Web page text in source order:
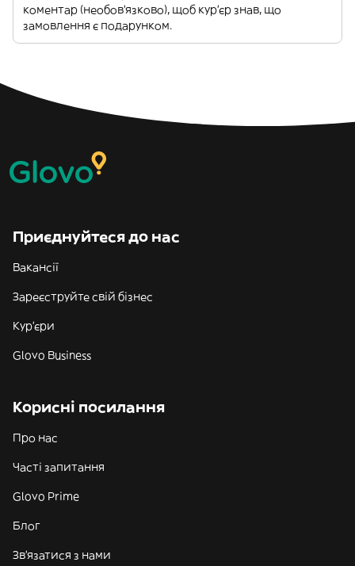
коментар (необов'язково), щоб кур'єр знав, що
замовлення є подарунком.
Приєднуйтеся до нас
Вакансії
Зареєструйте свій бізнес
Кур'єри
Glovo Business
Корисні посилання
Про нас
Часті запитання
Glovo Prime
Блог
Зв'язатися з нами